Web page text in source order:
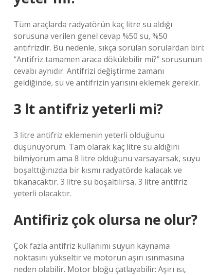
Tüm araçlarda radyatörün kaç litre su aldığı
sorusuna verilen genel cevap %50 su, %50
antifrizdir. Bu nedenle, sıkça sorulan sorulardan biri:
“Antifriz tamamen araca dökülebilir mi?” sorusunun
cevabı aynıdır. Antifrizi değiştirme zamanı
geldiğinde, su ve antifrizin yarısını eklemek gerekir.
3 lt antifriz yeterli mi?
3 litre antifriz eklemenin yeterli olduğunu
düşünüyorum. Tam olarak kaç litre su aldığını
bilmiyorum ama 8 litre olduğunu varsayarsak, suyu
boşalttığınızda bir kısmı radyatörde kalacak ve
tıkanacaktır. 3 litre su boşaltılırsa, 3 litre antifriz
yeterli olacaktır.
Antifiriz çok olursa ne olur?
Çok fazla antifriz kullanımı suyun kaynama
noktasını yükseltir ve motorun aşırı ısınmasına
neden olabilir. Motor bloğu çatlayabilir: Aşırı ısı,